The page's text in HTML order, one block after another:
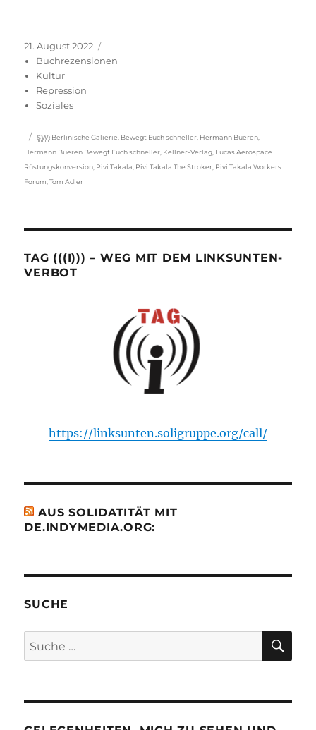
Veröffentlicht
am
21. August 2022
Buchrezensionen
Kultur
Repression
Soziales
Schlagwörter
SW: Berlinische Galierie Bewegt Euch schneller Hermann Bueren
Hermann Bueren Bewegt Euch schneller Kellner-Verlag Lucas Aerospace
Rüstungskonversion Pivi Takala Pivi Takala The Stroker Pivi Takala Workers
Forum ,Tom Adler
TAG (((I))) – WEG MIT DEM LINKSUNTEN-
VERBOT
https://linksunten.soligruppe.org/call/
AUS SOLIDATITÄT MIT
DE.INDYMEDIA.ORG:
SUCHE
Suche
nach: